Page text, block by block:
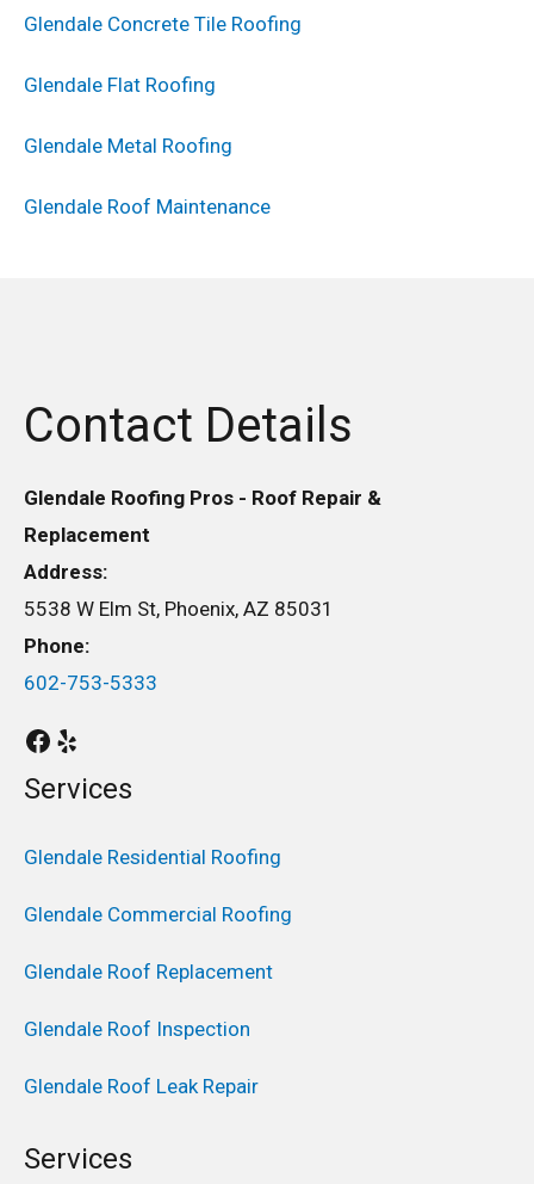
Glendale Concrete Tile Roofing
Glendale Flat Roofing
Glendale Metal Roofing
Glendale Roof Maintenance
Contact Details
Glendale Roofing Pros - Roof Repair &
Replacement
Address:
5538 W Elm St, Phoenix, AZ 85031
Phone:
602-753-5333
Services
Glendale Residential Roofing
Glendale Commercial Roofing
Glendale Roof Replacement
Glendale Roof Inspection
Glendale Roof Leak Repair
Services